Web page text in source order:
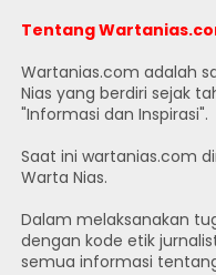
Tentang
Wartanias.com adalah
Nias yang berdiri sejak
"Informasi dan Inspirasi".
Saat ini wartanias.com
Warta Nias.
Dalam melaksanakan
dengan kode etik
semua informasi